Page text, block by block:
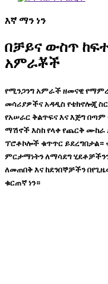
እኛ ማን ነን
በቻይና ውስጥ
አምራቾች
የሚንጋንግ አምራች ዘመናዊ
መሳሪያዎችና አዳዲስ የቴክኖሎጂ
የአሠራር ቅልጥፍና እና እጅግ
ማሽኖች እስከ የላቀ የጨርቅ ሙከራ
ፕሮቶኮሎች ቁጥጥር ይደረግበታል።
ምርታማነትን ለማሳደግ
ለመጠበቅ እና ከደንበኞቻችን
ቁርጠኛ ነን።